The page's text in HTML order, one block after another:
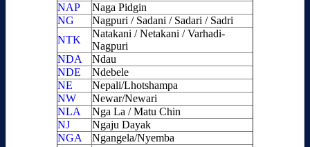
NAP
Naga Pidgin
NG
Nagpuri / Sadani / Sadari / Sadri
NTK
Natakani / Netakani / Varhadi-
Nagpuri
NDA
Ndau
NDE
Ndebele
NE
Nepali/Lhotshampa
NW
Newar/Newari
NLA
Nga La / Matu Chin
NJ
Ngaju Dayak
NGA
Ngangela/Nyemba